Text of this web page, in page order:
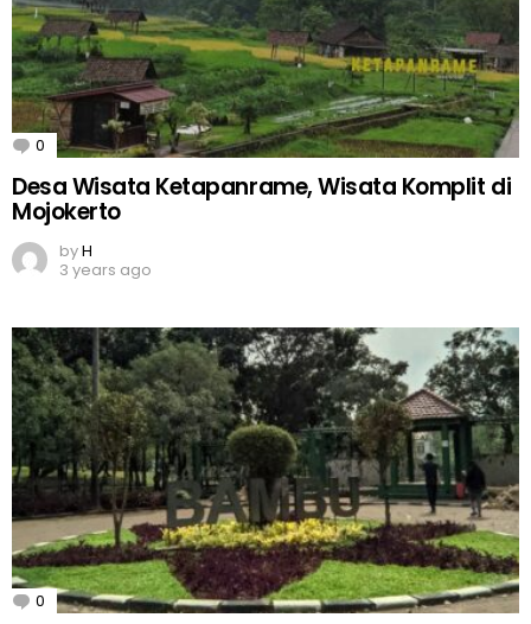
0 Comments
Desa Wisata Ketapanrame, Wisata Komplit di
Mojokerto
byH
3 years ago
0 Comments